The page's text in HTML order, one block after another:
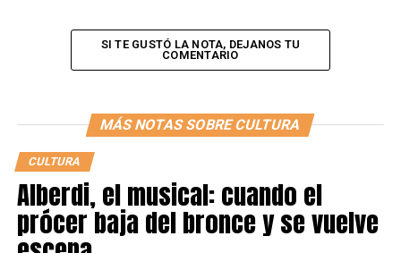
SI TE GUSTÓ LA NOTA, DEJANOS TU
COMENTARIO
MÁS NOTAS SOBRE CULTURA
CULTURA
Alberdi, el musical: cuando el
prócer baja del bronce y se vuelve